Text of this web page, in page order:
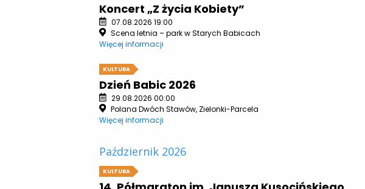
Koncert „Z życia Kobiety”
07.08.2026 19:00
Scena letnia – park w Starych Babicach
Więcej informacji
KULTURA
Dzień Babic 2026
29.08.2026 00:00
Polana Dwóch Stawów, Zielonki-Parcela
Więcej informacji
Październik 2026
KULTURA